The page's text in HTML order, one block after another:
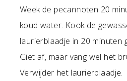
Week de pecannoten 20
koud water. Kook de
laurierblaadje in 20 minuten
Giet af, maar vang wel het
Verwijder het laurierblaadje.